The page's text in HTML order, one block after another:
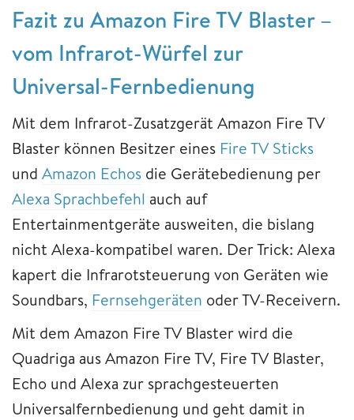
Fazit zu Amazon Fire TV Blaster –
vom Infrarot-Würfel zur
Universal-Fernbedienung
Mit dem Infrarot-Zusatzgerät Amazon Fire TV
Blaster können Besitzer eines Fire TV Sticks
und Amazon Echos die Gerätebedienung per
Alexa Sprachbefehl auch auf
Entertainmentgeräte ausweiten, die bislang
nicht Alexa-kompatibel waren. Der Trick: Alexa
kapert die Infrarotsteuerung von Geräten wie
Soundbars, Fernsehgeräten oder TV-Receivern.
Mit dem Amazon Fire TV Blaster wird die
Quadriga aus Amazon Fire TV, Fire TV Blaster,
Echo und Alexa zur sprachgesteuerten
Universalfernbedienung und geht damit in